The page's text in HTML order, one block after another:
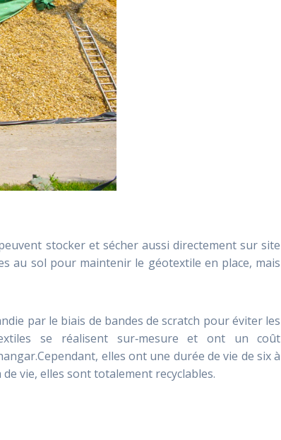
stocker et sécher aussi directement sur site
au sol pour maintenir le géotextile en place, mais
par le biais de bandes de scratch pour éviter les
se réalisent sur‑mesure et ont un coût
elles ont une durée de vie de six à
vie, elles sont totalement recyclables.